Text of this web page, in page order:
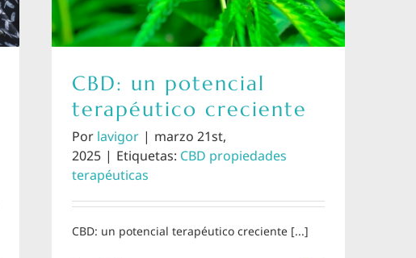
CBD: un potencial
terapéutico creciente
Por lavigor | marzo 21st,
2025 | Etiquetas: CBD propiedades
terapéuticas
CBD: un potencial terapéutico creciente [...]